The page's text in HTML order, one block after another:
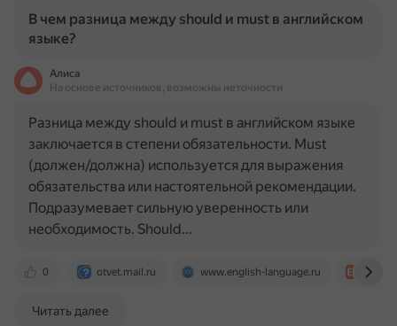
В чем разница между should и must в английском
языке?
Алиса
На основе источников, возможны неточности
0 otvet.mail.ru www.english-language.ru
Разница между should и must в английском языке
заключается в степени обязательности. Must
(должен/должна) используется для выражения
обязательства или настоятельной рекомендации.
Подразумевает сильную уверенность или
необходимость. Should…
Читать далее